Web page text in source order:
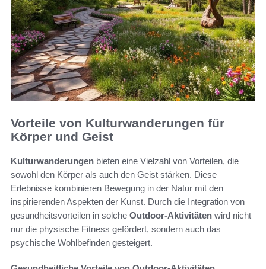
Vorteile von Kulturwanderungen für
Körper und Geist
Kulturwanderungen bieten eine Vielzahl von Vorteilen, die
sowohl den Körper als auch den Geist stärken. Diese
Erlebnisse kombinieren Bewegung in der Natur mit den
inspirierenden Aspekten der Kunst. Durch die Integration von
gesundheitsvorteilen in solche Outdoor-Aktivitäten wird nicht
nur die physische Fitness gefördert, sondern auch das
psychische Wohlbefinden gesteigert.